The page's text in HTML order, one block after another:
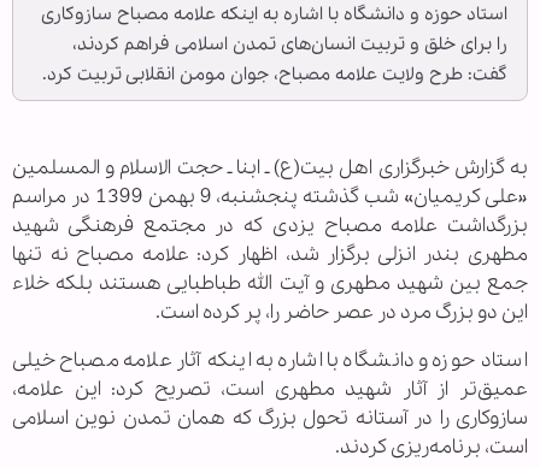
استاد حوزه و دانشگاه با اشاره به اینکه علامه مصباح سازوکاری
را برای خلق و تربیت انسان‌های تمدن اسلامی فراهم کردند،
گفت: طرح ولایت علامه مصباح، جوان مومن انقلابی تربیت کرد.
به گزارش خبرگزاری اهل بیت(ع) ـ ابنا ـ حجت الاسلام و المسلمین
«علی کریمیان» شب گذشته پنجشنبه، 9 بهمن 1399 در مراسم
بزرگداشت علامه مصباح یزدی که در مجتمع فرهنگی شهید
مطهری بندر انزلی برگزار شد، اظهار کرد: علامه مصباح نه تنها
جمع بین شهید مطهری و آیت الله طباطبایی هستند بلکه خلاء
این دو بزرگ مرد در عصر حاضر را، پر کرده است.
استاد حوزه و دانشگاه با اشاره به اینکه آثار علامه مصباح خیلی
عمیق‌تر از آثار شهید مطهری است، تصریح کرد: این علامه،
سازوکاری را در آستانه تحول بزرگ که همان تمدن نوین اسلامی
است، برنامه‌ریزی کردند.